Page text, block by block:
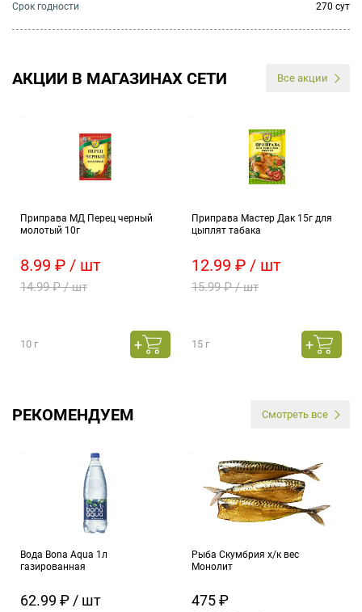
Cрок годности 270 сут
АКЦИИ В МАГАЗИНАХ СЕТИ Все акции
Приправа МД Перец черный
молотый 10г
8.99 ₽ / шт
14.99 ₽ / шт
10 г
Приправа Мастер Дак 15г для
цыплят табака
12.99 ₽ / шт
15.99 ₽ / шт
15 г
РЕКОМЕНДУЕМ Смотреть все
Вода Bona Aqua 1л
газированная
62.99 ₽ / шт
Рыба Скумбрия х/к вес
Монолит
475 ₽